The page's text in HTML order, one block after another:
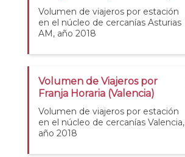
Volumen de viajeros por estación
en el núcleo de cercanías Asturias
AM, año 2018
Volumen de Viajeros por
Franja Horaria (Valencia)
Volumen de viajeros por estación
en el núcleo de cercanías Valencia,
año 2018